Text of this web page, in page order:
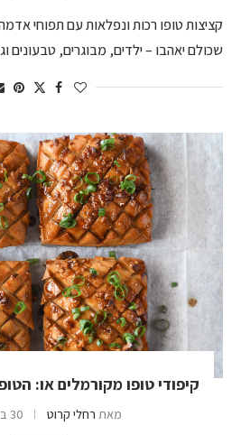
קציצות טופו רכות ונפלאות עם תפוחי
שכולם יאהבו – ילדים, מבוגרים, טבעונים
קיפודי טופו מקורמלים או:
מאת רחלי קרוט 30 ביוני 2022